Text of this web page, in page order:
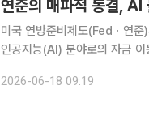
연준의 매파적 동결,
미국 연방준비제도(Fedㆍ연
인공지능(AI) 분야로의 자금
1.8% 하락한 6만4444.67달
2026-06-18 09:19